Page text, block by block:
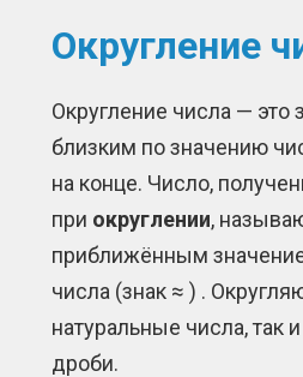
Округление
Округление числа — это
близким по значению
на конце. Число,
при округлении,
приближённым
числа (знак ≈ ) .
натуральные числа, так
дроби.